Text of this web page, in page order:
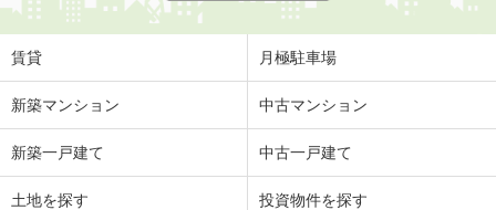
賃貸 月極駐車場
新築マンション 中古マンション
新築一戸建て 中古一戸建て
土地を探す 投資物件を探す